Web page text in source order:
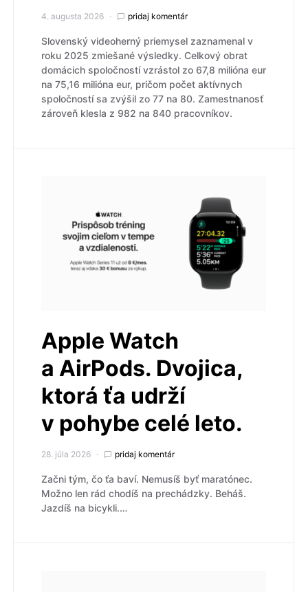
4. augusta 2026 pridaj komentár
Slovenský videoherný priemysel zaznamenal v
roku 2025 zmiešané výsledky. Celkový obrat
domácich spoločností vzrástol zo 67,8 milióna eur
na 75,16 milióna eur, pričom počet aktívnych
spoločností sa zvýšil zo 77 na 80. Zamestnanosť
zároveň klesla z 982 na 840 pracovníkov.
Apple Watch
a AirPods. Dvojica,
ktorá ťa udrží
v pohybe celé leto.
28. júla 2026 pridaj komentár
Začni tým, čo ťa baví. Nemusíš byť maratónec.
Možno len rád chodíš na prechádzky. Beháš.
Jazdíš na bicykli.…